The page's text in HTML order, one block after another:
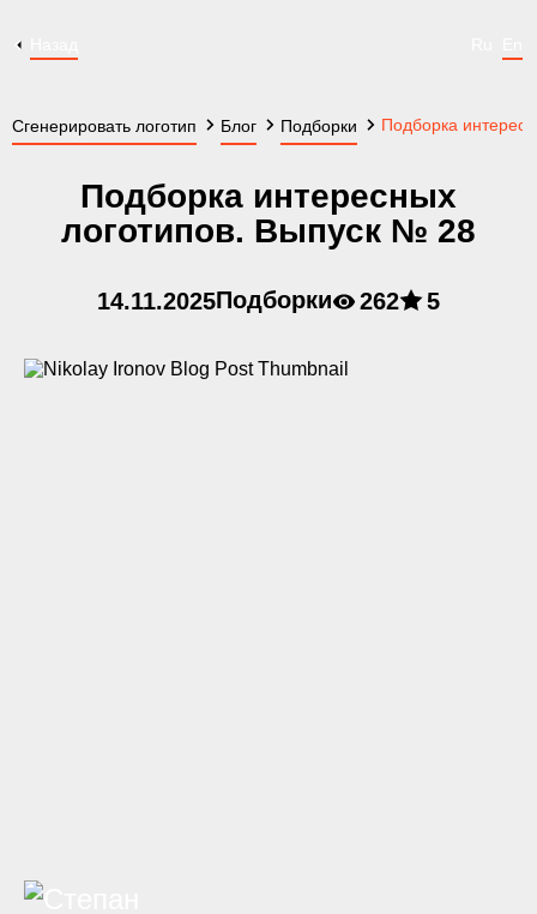
Сгенерировать логотип Блог Подборки Подборка
Подборка интересных
логотипов. Выпуск № 28
14.11.2025Подборки 262 5